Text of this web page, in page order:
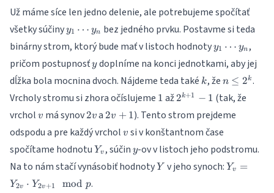
Už máme síce len jedno delenie, ale potrebujeme spočítať
všetky súčinyy_1\cdots
y_n
y1 ⋯ yn bez jedného prvku. Postavme si teda
binárny strom, ktorý bude mať v listoch hodnotyy_1\cdots
y_n
y1 ⋯ yn ,
pričom postupnosťy
ydoplníme na konci jednotkami, aby jej
dĺžka bola mocnina dvoch. Nájdeme teda také k
k, že n\leq
n ≤ 2k.
Vrcholy stromu si zhora očíslujeme 1
1 až 2^{k+1}-1
2k+1 − 1 (tak, že
vrchol v
v má synov 2v
2v a 2v+1
2v + 1). Tento strom prejdeme
odspodu a pre každý vrchol v
v si v konštantnom čase
spočítame hodnotu Y_v
Yv , súčin y
y-ov v listoch jeho podstromu.
Na to nám stačí vynásobiť hodnotyY
Y v jeho synoch: Y_v =
Yv =
Y2v ⋅ Y2v+1 mod p.